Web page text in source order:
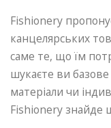
Fishionery
канцелярських
саме те, що їм
шукаєте ви
матеріали чи
Fishionery знайде